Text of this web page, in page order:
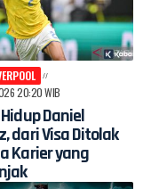
20:20 WIB
Daniel
dari Visa Ditolak
Karier yang